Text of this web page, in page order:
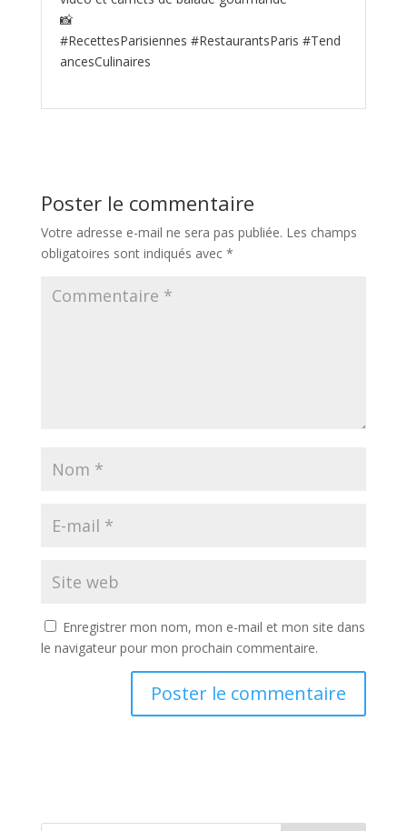
📸
#RecettesParisiennes #RestaurantsParis #Tend
ancesCulinaires
Poster le commentaire
Votre adresse e-mail ne sera pas publiée. Les champs
obligatoires sont indiqués avec *
Enregistrer mon nom, mon e-mail et mon site dans
le navigateur pour mon prochain commentaire.